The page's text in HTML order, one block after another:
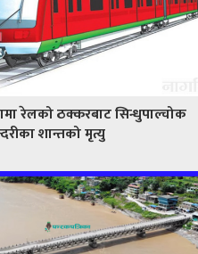
रेलको ठक्करबाट सिन्धुपाल्चोक
शान्तको मृत्यु